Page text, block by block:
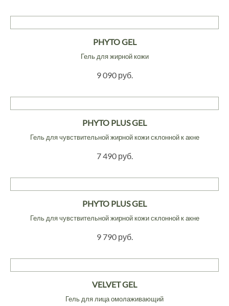
PHYTO GEL
Гель для жирной кожи
9 090 руб.
PHYTO PLUS GEL
Гель для чувствительной жирной кожи склонной к акне
7 490 руб.
PHYTO PLUS GEL
Гель для чувствительной жирной кожи склонной к акне
9 790 руб.
VELVET GEL
Гель для лица омолаживающий